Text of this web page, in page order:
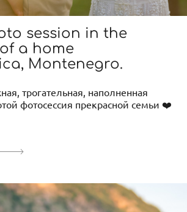
session in the
a home
Montenegro.
трогательная, наполненная
фотосессия прекрасной семьи ❤️